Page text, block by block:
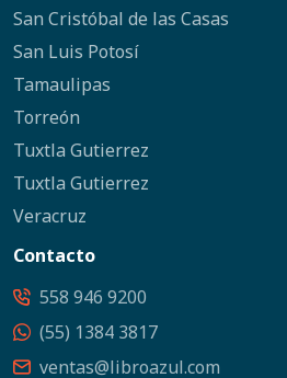
San Cristóbal de las Casas
San Luis Potosí
Tamaulipas
Torreón
Tuxtla Gutierrez
Tuxtla Gutierrez
Veracruz
Contacto
558 946 9200
(55) 1384 3817
ventas@libroazul.com